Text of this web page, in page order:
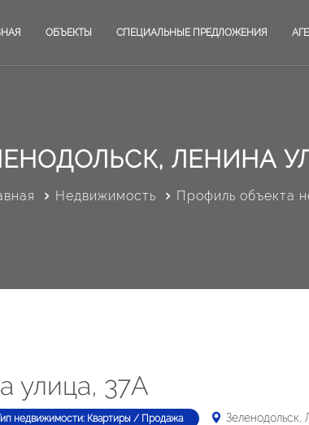
ОБЪЕКТЫ СПЕЦИАЛЬНЫЕ ПРЕДЛОЖЕНИЯ
ЛЕНИНА
Недвижимость Профиль объекта
улица, 37А
недвижимости: Квартиры / Продажа Зеленодольск,